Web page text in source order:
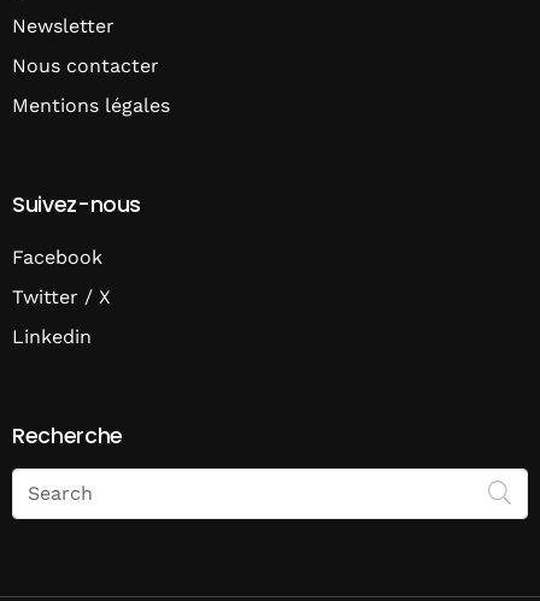
Newsletter
Nous contacter
Mentions légales
Suivez-nous
Facebook
Twitter / X
Linkedin
Recherche
Search
on
Economie